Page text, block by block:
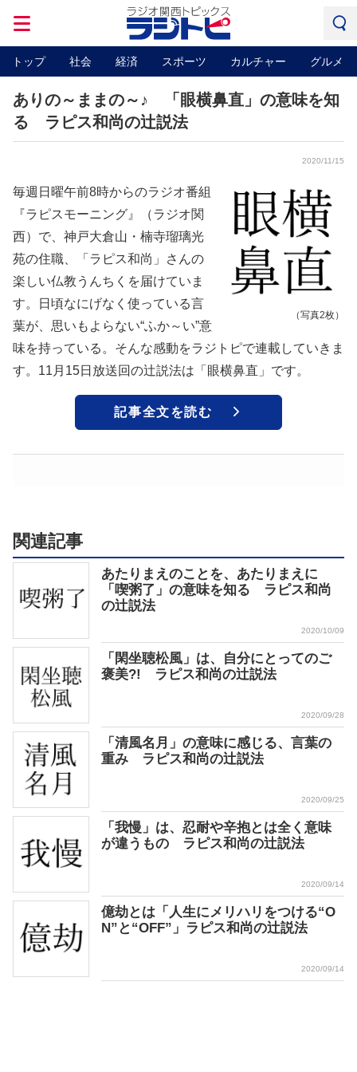
トップ 社会 経済 スポーツ カルチャー グルメ
ありの～ままの～♪ 「眼横鼻直」の意味を知
る ラピス和尚の辻説法
2020/11/15
（写真2枚）
毎週日曜午前8時からのラジオ番組
『ラピスモーニング』（ラジオ関
西）で、神戸大倉山・楠寺瑠璃光
苑の住職、「ラピス和尚」さんの
楽しい仏教うんちくを届けていま
す。日頃なにげなく使っている言
葉が、思いもよらない“ふか～い”意
味を持っている。そんな感動をラジトピで連載していきま
す。11月15日放送回の辻説法は「眼横鼻直」です。
記事全文を読む
関連記事
あたりまえのことを、あたりまえに
「喫粥了」の意味を知る ラピス和尚
の辻説法
2020/10/09
「閑坐聴松風」は、自分にとってのご
褒美?! ラピス和尚の辻説法
2020/09/28
「清風名月」の意味に感じる、言葉の
重み ラピス和尚の辻説法
2020/09/25
「我慢」は、忍耐や辛抱とは全く意味
が違うもの ラピス和尚の辻説法
2020/09/14
億劫とは「人生にメリハリをつける“O
N”と“OFF”」ラピス和尚の辻説法
2020/09/14